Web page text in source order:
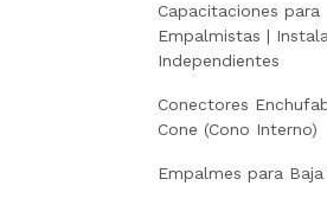
Capacitaciones para
Empalmistas |
Independientes
Conectores
Cone (Cono Interno)
Empalmes para Baja